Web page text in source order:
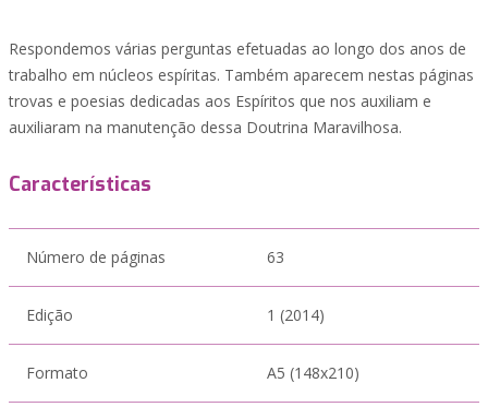
Respondemos várias perguntas efetuadas ao longo dos anos de
trabalho em núcleos espíritas. Também aparecem nestas páginas
trovas e poesias dedicadas aos Espíritos que nos auxiliam e
auxiliaram na manutenção dessa Doutrina Maravilhosa.
Características
Número de páginas 63
Edição 1 (2014)
Formato A5 (148x210)